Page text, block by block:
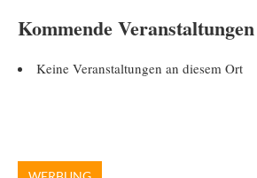
Kommende Veranstaltungen
Keine Veranstaltungen an diesem Ort